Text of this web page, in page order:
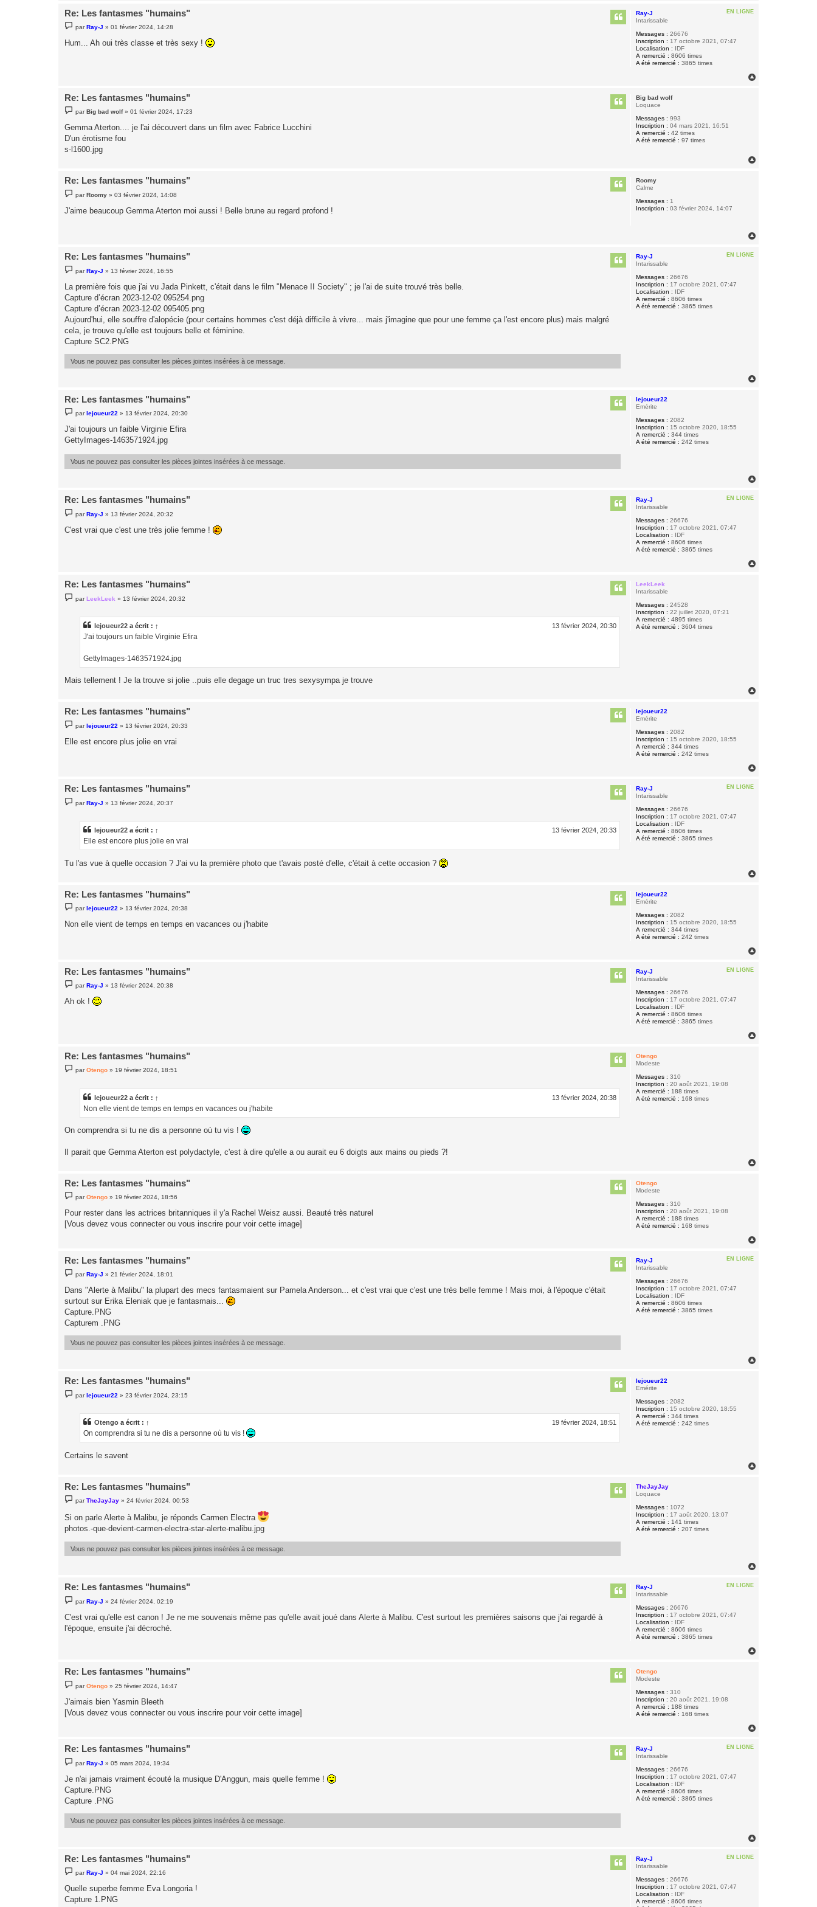
EN LIGNE
Ray-J
Intarissable
Messages : 26676
Inscription : 17 octobre 2021, 07:47
Localisation : IDF
A remercié : 8606 times
A été remercié : 3865 times
Re: Les fantasmes "humains"
e
s
parRay-J »01 février 2024, 14:28
Hum... Ah oui très classe et très sexy !
Big bad wolf
Loquace
Messages : 993
Inscription : 04 mars 2021, 16:51
A remercié : 42 times
A été remercié : 97 times
Re: Les fantasmes "humains"
e
s
a
g
e
parBig bad wolf»01 février 2024, 17:23
Gemma Aterton.... je l'ai découvert dans un film avec Fabrice Lucchini
D'un érotisme fou
s-l1600.jpg
Roomy
Calme
Messages : 1
Inscription : 03 février 2024, 14:07
Re: Les fantasmes "humains"
e
s
s
parRoomy »03 février 2024, 14:08
J'aime beaucoup Gemma Aterton moi aussi ! Belle brune au regard profond !
EN LIGNE
Ray-J
Intarissable
Messages : 26676
Inscription : 17 octobre 2021, 07:47
Localisation : IDF
A remercié : 8606 times
A été remercié : 3865 times
Re: Les fantasmes "humains"
e
s
a
g
e
parRay-J » 13 février 2024, 16:55
La première fois que j'ai vu Jada Pinkett, c'était dans le film "Menace II Society" ; je l'ai de suite trouvé très belle.
Capture d’écran 2023-12-02 095254.png
Capture d’écran 2023-12-02 095405.png
Aujourd'hui, elle souffre d'alopécie (pour certains hommes c'est déjà difficile à vivre... mais j'imagine que pour une femme ça l'est encore plus) mais malgré
cela, je trouve qu'elle est toujours belle et féminine.
Capture SC2.PNG
Vous ne pouvez pas consulter les pièces jointes insérées à ce message.
lejoueur22
Emérite
Messages : 2082
Inscription : 15 octobre 2020, 18:55
A remercié : 344 times
A été remercié : 242 times
Re: Les fantasmes "humains"
e
s
s
a
e
parlejoueur22 »13 février 2024, 20:30
J'ai toujours un faible Virginie Efira
GettyImages-1463571924.jpg
Vous ne pouvez pas consulter les pièces jointes insérées à ce message.
EN LIGNE
Ray-J
Intarissable
Messages : 26676
Inscription : 17 octobre 2021, 07:47
Localisation : IDF
A remercié : 8606 times
A été remercié : 3865 times
Re: Les fantasmes "humains"
e
s
parRay-J » 13 février 2024, 20:32
C'est vrai que c'est une très jolie femme !
LeekLeek
Intarissable
Messages : 24528
Inscription : 22 juillet 2020, 07:21
A remercié : 4895 times
A été remercié : 3604 times
Re: Les fantasmes "humains"
e
parLeekLeek » 13 février 2024, 20:32
lejoueur22 a écrit : ↑ 13 février 2024, 20:30
J'ai toujours un faible Virginie Efira
GettyImages-1463571924.jpg
Mais tellement ! Je la trouve si jolie ..puis elle degage un truc tres sexysympa je trouve
lejoueur22
Emérite
Messages : 2082
Inscription : 15 octobre 2020, 18:55
A remercié : 344 times
A été remercié : 242 times
Re: Les fantasmes "humains"
e
s
parlejoueur22 » 13 février 2024, 20:33
Elle est encore plus jolie en vrai
EN LIGNE
Ray-J
Intarissable
Messages : 26676
Inscription : 17 octobre 2021, 07:47
Localisation : IDF
A remercié : 8606 times
A été remercié : 3865 times
Re: Les fantasmes "humains"
e
parRay-J » 13 février 2024, 20:37
lejoueur22 a écrit : ↑ 13 février 2024, 20:33
Elle est encore plus jolie en vrai
Tu l'as vue à quelle occasion ? J'ai vu la première photo que t'avais posté d'elle, c'était à cette occasion ?
lejoueur22
Emérite
Messages : 2082
Inscription : 15 octobre 2020, 18:55
A remercié : 344 times
A été remercié : 242 times
Re: Les fantasmes "humains"
e
s
parlejoueur22 » 13 février 2024, 20:38
Non elle vient de temps en temps en vacances ou j'habite
EN LIGNE
Ray-J
Intarissable
Messages : 26676
Inscription : 17 octobre 2021, 07:47
Localisation : IDF
A remercié : 8606 times
A été remercié : 3865 times
Re: Les fantasmes "humains"
e
s
parRay-J » 13 février 2024, 20:38
Ah ok !
Otengo
Modeste
Messages : 310
Inscription : 20 août 2021, 19:08
A remercié : 188 times
A été remercié : 168 times
Re: Les fantasmes "humains"
e
parOtengo » 19 février 2024, 18:51
lejoueur22 a écrit : ↑ 13 février 2024, 20:38
Non elle vient de temps en temps en vacances ou j'habite
On comprendra si tu ne dis a personne où tu vis !
Il parait que Gemma Aterton est polydactyle, c'est à dire qu'elle a ou aurait eu 6 doigts aux mains ou pieds ?!
Otengo
Modeste
Messages : 310
Inscription : 20 août 2021, 19:08
A remercié : 188 times
A été remercié : 168 times
Re: Les fantasmes "humains"
e
s
a
parOtengo »19 février 2024, 18:56
Pour rester dans les actrices britanniques il y'a Rachel Weisz aussi. Beauté très naturel
[Vous devez vous connecter ou vous inscrire pour voir cette image]
EN LIGNE
Ray-J
Intarissable
Messages : 26676
Inscription : 17 octobre 2021, 07:47
Localisation : IDF
A remercié : 8606 times
A été remercié : 3865 times
Re: Les fantasmes "humains"
e
s
a
e
parRay-J »21 février 2024, 18:01
Dans "Alerte à Malibu" la plupart des mecs fantasmaient sur Pamela Anderson... et c'est vrai que c'est une très belle femme ! Mais moi, à l'époque c'était
surtout sur Erika Eleniak que je fantasmais...
Capture.PNG
Capturem .PNG
Vous ne pouvez pas consulter les pièces jointes insérées à ce message.
lejoueur22
Emérite
Messages : 2082
Inscription : 15 octobre 2020, 18:55
A remercié : 344 times
A été remercié : 242 times
Re: Les fantasmes "humains"
e
parlejoueur22 »23 février 2024, 23:15
Otengo a écrit : ↑ 19 février 2024, 18:51
On comprendra si tu ne dis a personne où tu vis !
Certains le savent
TheJayJay
Loquace
Messages : 1072
Inscription : 17 août 2020, 13:07
A remercié : 141 times
A été remercié : 207 times
Re: Les fantasmes "humains"
e
s
a
e
parTheJayJay »24 février 2024, 00:53
Si on parle Alerte à Malibu, je réponds Carmen Electra
photos.-que-devient-carmen-electra-star-alerte-malibu.jpg
Vous ne pouvez pas consulter les pièces jointes insérées à ce message.
EN LIGNE
Ray-J
Intarissable
Messages : 26676
Inscription : 17 octobre 2021, 07:47
Localisation : IDF
A remercié : 8606 times
A été remercié : 3865 times
Re: Les fantasmes "humains"
e
s
a
parRay-J »24 février 2024, 02:19
C'est vrai qu'elle est canon ! Je ne me souvenais même pas qu'elle avait joué dans Alerte à Malibu. C'est surtout les premières saisons que j'ai regardé à
l'époque, ensuite j'ai décroché.
Otengo
Modeste
Messages : 310
Inscription : 20 août 2021, 19:08
A remercié : 188 times
A été remercié : 168 times
Re: Les fantasmes "humains"
e
s
s
a
parOtengo »25 février 2024, 14:47
J'aimais bien Yasmin Bleeth
[Vous devez vous connecter ou vous inscrire pour voir cette image]
EN LIGNE
Ray-J
Intarissable
Messages : 26676
Inscription : 17 octobre 2021, 07:47
Localisation : IDF
A remercié : 8606 times
A été remercié : 3865 times
Re: Les fantasmes "humains"
e
s
a
g
e
parRay-J »05 mars 2024, 19:34
Je n'ai jamais vraiment écouté la musique D'Anggun, mais quelle femme !
Capture.PNG
Capture .PNG
Vous ne pouvez pas consulter les pièces jointes insérées à ce message.
EN LIGNE
Ray-J
Intarissable
Messages : 26676
Inscription : 17 octobre 2021, 07:47
Localisation : IDF
A remercié : 8606 times
Re: Les fantasmes "humains"
e
s
a
parRay-J »04 mai 2024, 22:16
Quelle superbe femme Eva Longoria !
Capture 1.PNG